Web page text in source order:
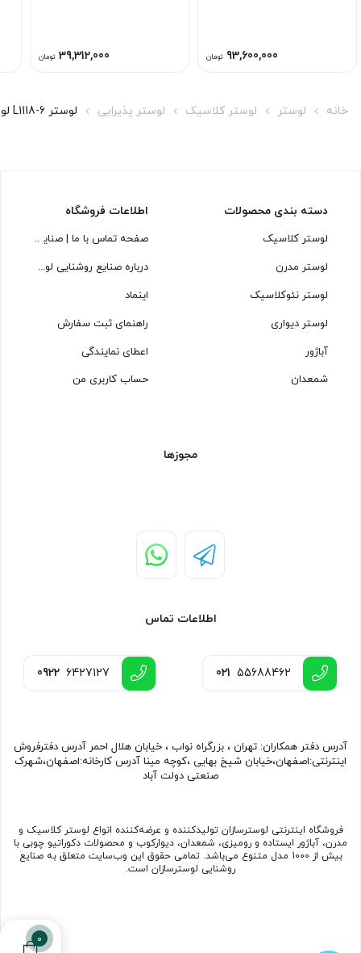
93,600,000 تومان 39,312,000 تومان
خانه لوستر لوستر کلاسیک لوستر پذیرایی لوستر L1118-6 لوسترسازان
0
دسته بندی محصولات
لوستر کلاسیک
لوستر مدرن
لوستر نئوکلاسیک
لوستر دیواری
آباژور
شمعدان
اطلاعات فروشگاه
صفحه تماس با ما | صنایع
درباره صنایع روشنایی لوسترسازان
اینماد
راهنمای ثبت سفارش
اعطای نمایندگی
حساب کاربری من
مجوزها
اطلاعات تماس
021 55688462
0922 6427127
آدرس دفتر همکاران: تهران ، بزرگراه نواب ، خیابان هلال احمر آدرس دفترفروش
اینترنتی:اصفهان،خیابان شیخ بهایی ،کوچه مینا آدرس کارخانه:اصفهان،شهرک
صنعتی دولت آباد
فروشگاه اینترنتی لوسترسازان تولیدکننده و عرضه‌کننده انواع لوستر کلاسیک و
مدرن، آباژور ایستاده و رومیزی، شمعدان، دیوارکوب و محصولات دکوراتیو چوبی با
بیش از 1000 مدل متنوع می‌باشد. تمامی حقوق این وب‌سایت متعلق به صنایع
روشنایی لوسترسازان است.